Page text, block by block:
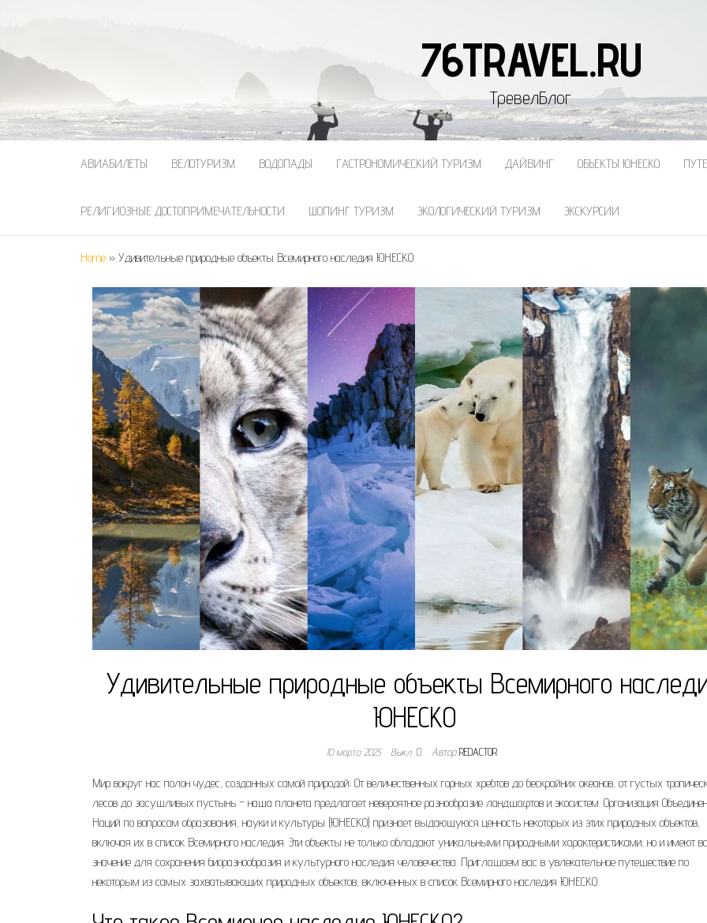
76TRAVEL.RU
ТревелБлог
АВИАБИЛЕТЫ ВЕЛОТУРИЗМ ВОДОПАДЫ ГАСТРОНОМИЧЕСКИЙ ТУРИЗМ ДАЙВИНГ ОБЪЕКТЫ ЮНЕСКО
РЕЛИГИОЗНЫЕ ДОСТОПРИМЕЧАТЕЛЬНОСТИ ШОПИНГ ТУРИЗМ ЭКОЛОГИЧЕСКИЙ ТУРИЗМ ЭКСКУРСИИ
Home » Удивительные природные объекты Всемирного наследия ЮНЕСКО
Удивительные природные объекты Всемирного
ЮНЕСКО
10 марта 2025 Выкл. АвторREDACTOR
Мир вокруг нас полон чудес, созданных самой природой; От величественных горных хребтов до бескрайних океанов, от густых
лесов до засушливых пустынь – наша планета предлагает невероятное разнообразие ландшафтов и экосистем. Организация
Наций по вопросам образования, науки и культуры (ЮНЕСКО) признает выдающуюся ценность некоторых из этих природных объектов,
включая их в список Всемирного наследия. Эти объекты не только обладают уникальными природными характеристиками, но и имеют
значение для сохранения биоразнообразия и культурного наследия человечества. Приглашаем вас в увлекательное путешествие по
некоторым из самых захватывающих природных объектов, включенных в список Всемирного наследия ЮНЕСКО.